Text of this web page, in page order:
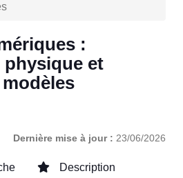
:
et
Dernière mise à jour : 23/06/2026
Description